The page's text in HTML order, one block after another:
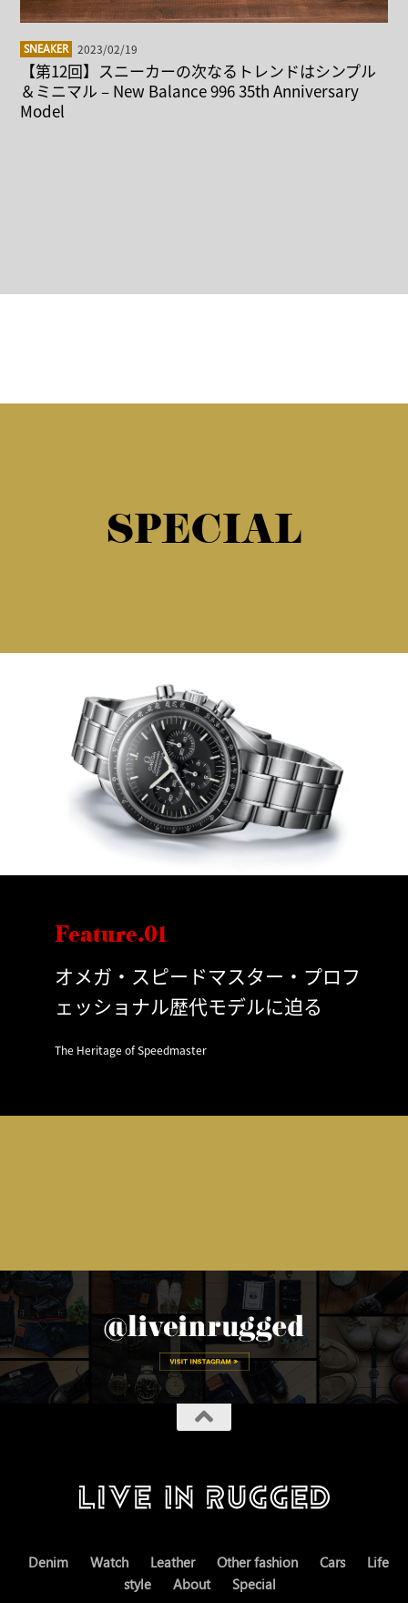
SNEAKER 2023/02/19
【第12回】スニーカーの次なるトレンドはシンプル
＆ミニマル – New Balance 996 35th Anniversary
Model
SPECIAL
Feature.01
オメガ・スピードマスター・プロフ
ェッショナル歴代モデルに迫る
The Heritage of Speedmaster
Denim Watch Leather Other fashion Cars
Life
style
About Special